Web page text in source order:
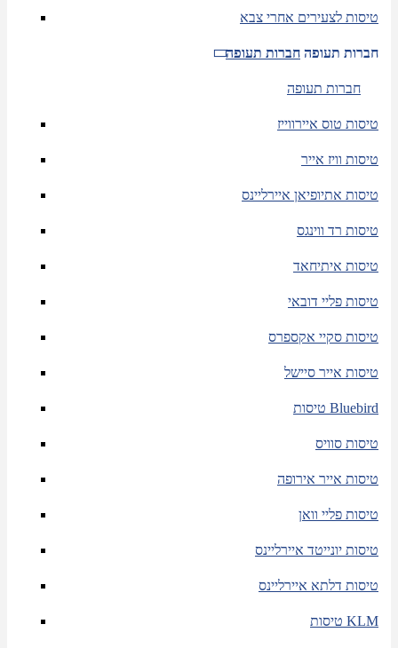
טיסות לצעירים אחרי צבא
חברות תעופה חברות תעופה
חברות תעופה
טיסות טוס איירווייז
טיסות וויז אייר
טיסות אתיופיאן איירליינס
טיסות רד ווינגס
טיסות איתיחאד
טיסות פליי דובאי
טיסות סקיי אקספרס
טיסות אייר סיישל
טיסות Bluebird
טיסות סוויס
טיסות אייר אירופה
טיסות פליי וואן
טיסות יונייטד איירליינס
טיסות דלתא איירליינס
טיסות KLM